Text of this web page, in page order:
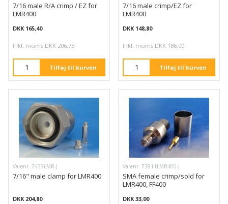
7/16 male R/A crimp / EZ for
LMR400
DKK 165,40
Inkl. moms DKK 206,75
Tilføj til kurven
7/16 male crimp/EZ for
LMR400
DKK 148,80
Inkl. moms DKK 186,00
Tilføj til kurven
Varenr. 7439LMR-J
7/16" male clamp for LMR400
DKK 204,80
Varenr. 73811LMR400-J
SMA female crimp/sold for
LMR400, FF400
DKK 33,00